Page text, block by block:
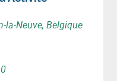
la-Neuve, Belgique